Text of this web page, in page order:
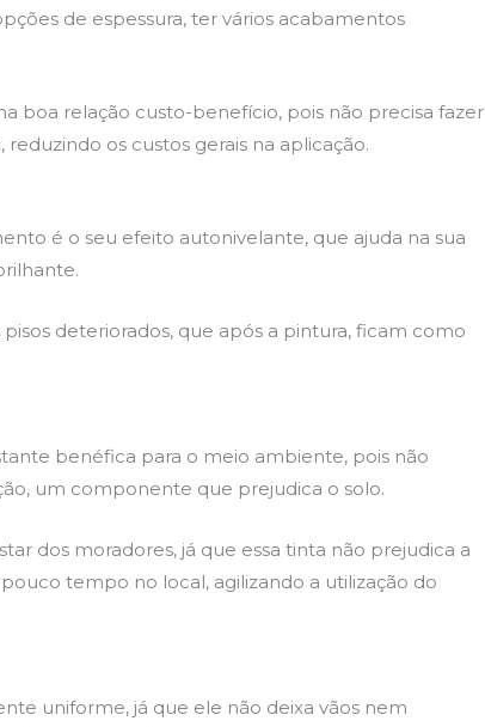
de espessura, ter vários acabamentos
boa relação custo-benefício, pois não precisa fazer
os custos gerais na aplicação.
é o seu efeito autonivelante, que ajuda na sua
deteriorados, que após a pintura, ficam como
benéfica para o meio ambiente, pois não
um componente que prejudica o solo.
dos moradores, já que essa tinta não prejudica a
tempo no local, agilizando a utilização do
uniforme, já que ele não deixa vãos nem